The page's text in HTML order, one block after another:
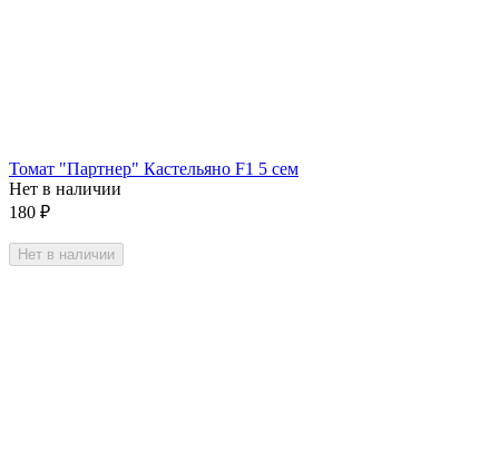
Томат "Партнер" Кастельяно F1 5 сем
Нет в наличии
180 ₽
Нет в наличии